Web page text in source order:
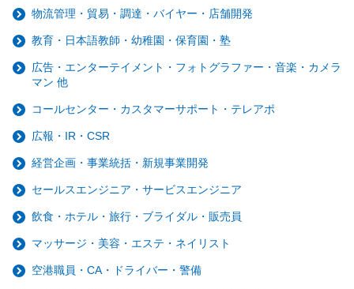
物流管理・貿易・調達・バイヤー・店舗開発
教育・日本語教師・幼稚園・保育園・塾
広告・エンターテイメント・フォトグラファー・音楽・カメラ
マン 他
コールセンター・カスタマーサポート・テレアポ
広報・IR・CSR
経営企画・事業統括・新規事業開発
セールスエンジニア・サービスエンジニア
飲食・ホテル・旅行・ブライダル・販売員
マッサージ・美容・エステ・ネイリスト
空港職員・CA・ドライバー・警備